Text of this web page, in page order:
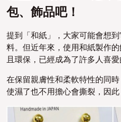
包、飾品吧！
提到「和紙」，大家可能會想
料。但近年來，使用和紙製作
且環保，已經成為了許多人喜愛
在保留親膚性和柔軟特性的同
使濕了也不用擔心會撕裂，因此